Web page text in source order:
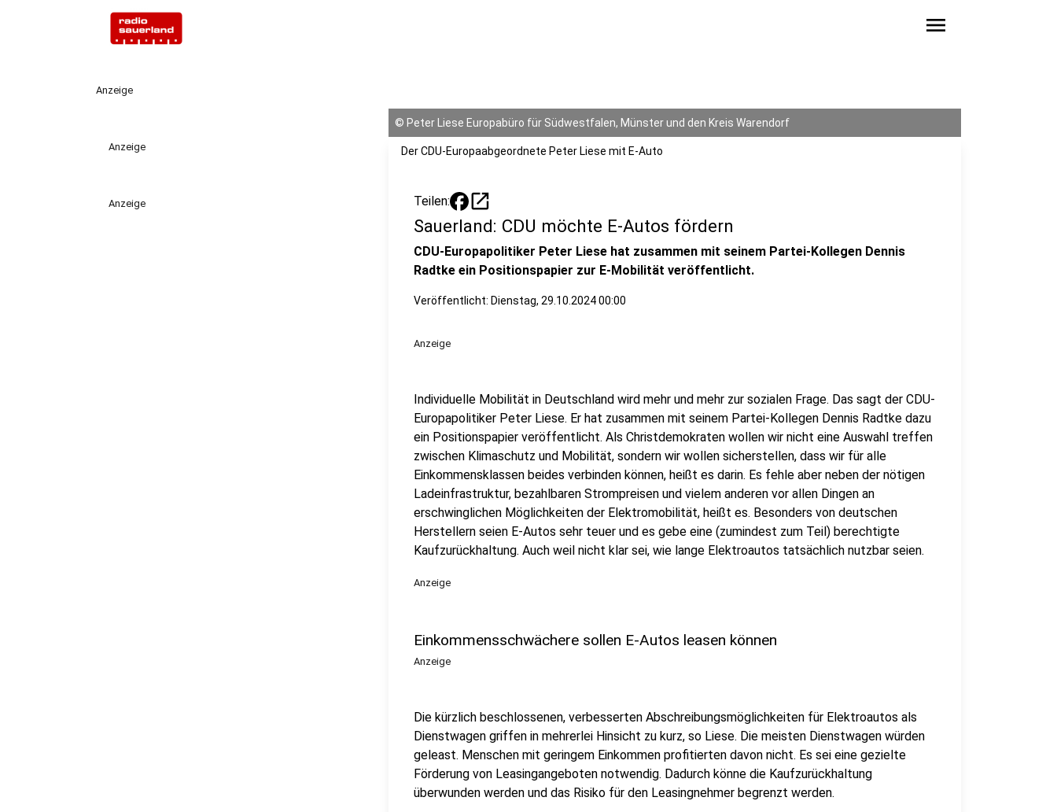
menu
Anzeige
Anzeige
Anzeige
© Peter Liese Europabüro für Südwestfalen, Münster und den Kreis Warendorf
Der CDU-Europaabgeordnete Peter Liese mit E-Auto
Teilen: open_in_new
Sauerland: CDU möchte E-Autos fördern
CDU-Europapolitiker Peter Liese hat zusammen mit seinem Partei-Kollegen Dennis
Radtke ein Positionspapier zur E-Mobilität veröffentlicht.
Veröffentlicht: Dienstag, 29.10.2024 00:00
Anzeige
Individuelle Mobilität in Deutschland wird mehr und mehr zur sozialen Frage. Das sagt der CDU-
Europapolitiker Peter Liese. Er hat zusammen mit seinem Partei-Kollegen Dennis Radtke dazu
ein Positionspapier veröffentlicht. Als Christdemokraten wollen wir nicht eine Auswahl treffen
zwischen Klimaschutz und Mobilität, sondern wir wollen sicherstellen, dass wir für alle
Einkommensklassen beides verbinden können, heißt es darin. Es fehle aber neben der nötigen
Ladeinfrastruktur, bezahlbaren Strompreisen und vielem anderen vor allen Dingen an
erschwinglichen Möglichkeiten der Elektromobilität, heißt es. Besonders von deutschen
Herstellern seien E-Autos sehr teuer und es gebe eine (zumindest zum Teil) berechtigte
Kaufzurückhaltung. Auch weil nicht klar sei, wie lange Elektroautos tatsächlich nutzbar seien.
Anzeige
Einkommensschwächere sollen E-Autos leasen können
Anzeige
Die kürzlich beschlossenen, verbesserten Abschreibungsmöglichkeiten für Elektroautos als
Dienstwagen griffen in mehrerlei Hinsicht zu kurz, so Liese. Die meisten Dienstwagen würden
geleast. Menschen mit geringem Einkommen profitierten davon nicht. Es sei eine gezielte
Förderung von Leasingangeboten notwendig. Dadurch könne die Kaufzurückhaltung
überwunden werden und das Risiko für den Leasingnehmer begrenzt werden.